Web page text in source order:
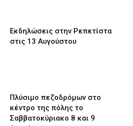
Εκδηλώσεις στην Ρεπετίστα
στις 13 Αυγούστου
Πλύσιμο πεζοδρόμων στο
κέντρο της πόλης το
Σαββατοκύριακο 8 και 9